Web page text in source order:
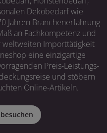
Dekobedarf wie
Jahren Branchenerfahrung
an Fachkompetenz und
weltweiten Importtätigkeit
eine einzigartige
Preis-Leistungs-
und stöbern
Online-Artikeln.